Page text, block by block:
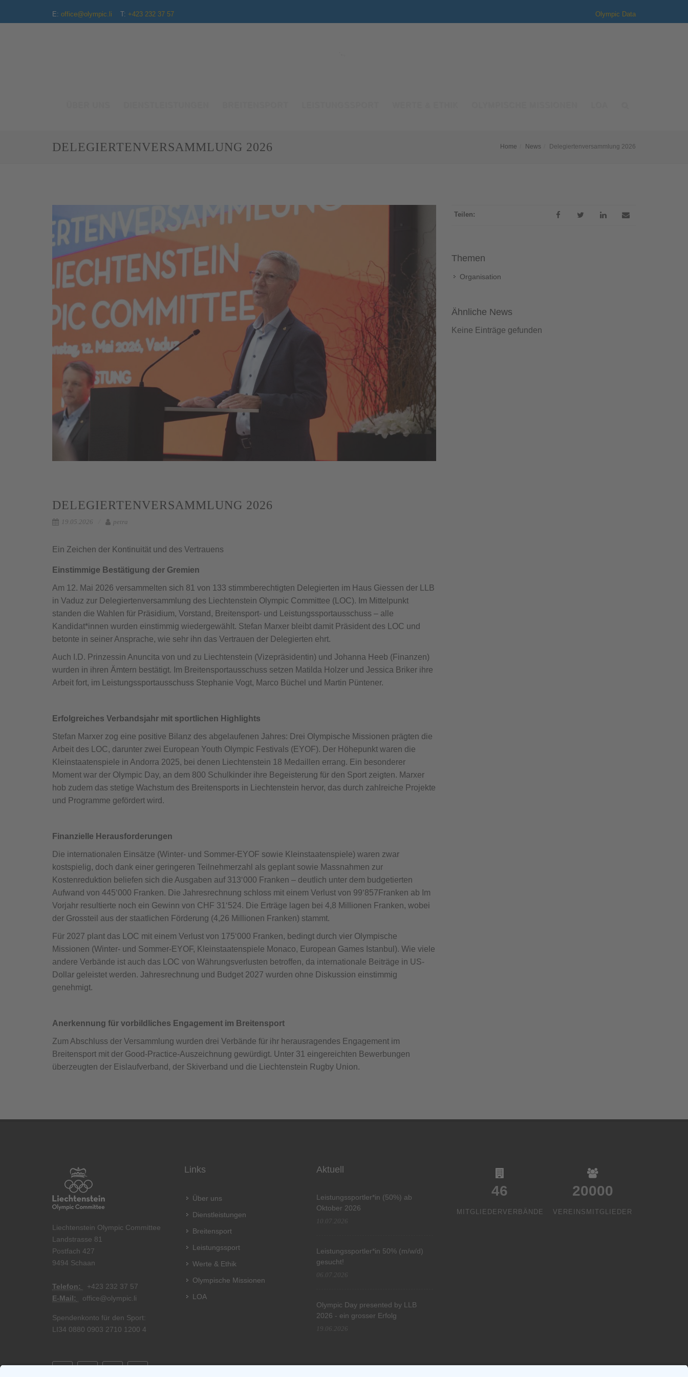
E: office@olympic.li T: +423 232 37 57 Olympic Data
DELEGIERTENVERSAMMLUNG 2026 Home News Delegiertenversammlung 2026
DELEGIERTENVERSAMMLUNG 2026
19.05.2026 petra
Ein Zeichen der Kontinuität und des Vertrauens
Einstimmige Bestätigung der Gremien
Am 12. Mai 2026 versammelten sich 81 von 133 stimmberechtigten Delegierten im Haus Giessen der LLB
in Vaduz zur Delegiertenversammlung des Liechtenstein Olympic Committee (LOC). Im Mittelpunkt
standen die Wahlen für Präsidium, Vorstand, Breitensport- und Leistungssportausschuss – alle
Kandidat*innen wurden einstimmig wiedergewählt. Stefan Marxer bleibt damit Präsident des LOC und
betonte in seiner Ansprache, wie sehr ihn das Vertrauen der Delegierten ehrt.
Auch I.D. Prinzessin Anuncita von und zu Liechtenstein (Vizepräsidentin) und Johanna Heeb (Finanzen)
wurden in ihren Ämtern bestätigt. Im Breitensportausschuss setzen Matilda Holzer und Jessica Briker ihre
Arbeit fort, im Leistungssportausschuss Stephanie Vogt, Marco Büchel und Martin Püntener.
Erfolgreiches Verbandsjahr mit sportlichen Highlights
Stefan Marxer zog eine positive Bilanz des abgelaufenen Jahres: Drei Olympische Missionen prägten die
Arbeit des LOC, darunter zwei European Youth Olympic Festivals (EYOF). Der Höhepunkt waren die
Kleinstaatenspiele in Andorra 2025, bei denen Liechtenstein 18 Medaillen errang. Ein besonderer
Moment war der Olympic Day, an dem 800 Schulkinder ihre Begeisterung für den Sport zeigten. Marxer
hob zudem das stetige Wachstum des Breitensports in Liechtenstein hervor, das durch zahlreiche Projekte
und Programme gefördert wird.
Finanzielle Herausforderungen
Die internationalen Einsätze (Winter- und Sommer-EYOF sowie Kleinstaatenspiele) waren zwar
kostspielig, doch dank einer geringeren Teilnehmerzahl als geplant sowie Massnahmen zur
Kostenreduktion beliefen sich die Ausgaben auf 313‘000 Franken – deutlich unter dem budgetierten
Aufwand von 445‘000 Franken. Die Jahresrechnung schloss mit einem Verlust von 99‘857Franken ab Im
Vorjahr resultierte noch ein Gewinn von CHF 31‘524. Die Erträge lagen bei 4,8 Millionen Franken, wobei
der Grossteil aus der staatlichen Förderung (4,26 Millionen Franken) stammt.
Für 2027 plant das LOC mit einem Verlust von 175‘000 Franken, bedingt durch vier Olympische
Missionen (Winter- und Sommer-EYOF, Kleinstaatenspiele Monaco, European Games Istanbul). Wie viele
andere Verbände ist auch das LOC von Währungsverlusten betroffen, da internationale Beiträge in US-
Dollar geleistet werden. Jahresrechnung und Budget 2027 wurden ohne Diskussion einstimmig
genehmigt.
Anerkennung für vorbildliches Engagement im Breitensport
Zum Abschluss der Versammlung wurden drei Verbände für ihr herausragendes Engagement im
Breitensport mit der Good-Practice-Auszeichnung gewürdigt. Unter 31 eingereichten Bewerbungen
überzeugten der Eislaufverband, der Skiverband und die Liechtenstein Rugby Union.
Teilen:
Themen
Organisation
Ähnliche News
Keine Einträge gefunden
Liechtenstein Olympic Committee
Landstrasse 81
Postfach 427
9494 Schaan
Telefon: +423 232 37 57
E-Mail:
office@olympic.li
Spendenkonto für den Sport:
LI34 0880 0903 2710 1200 4
Links
Über uns
Dienstleistungen
Breitensport
Leistungssport
Werte & Ethik
Olympische Missionen
LOA
Aktuell
Leistungssportler*in (50%) ab
Oktober 2026
10.07.2026
Leistungssportler*in 50% (m/w/d)
gesucht!
06.07.2026
Olympic Day presented by LLB
2026 - ein grosser Erfolg
19.06.2026
46
MITGLIEDERVERBÄNDE
20000
VEREINSMITGLIEDER